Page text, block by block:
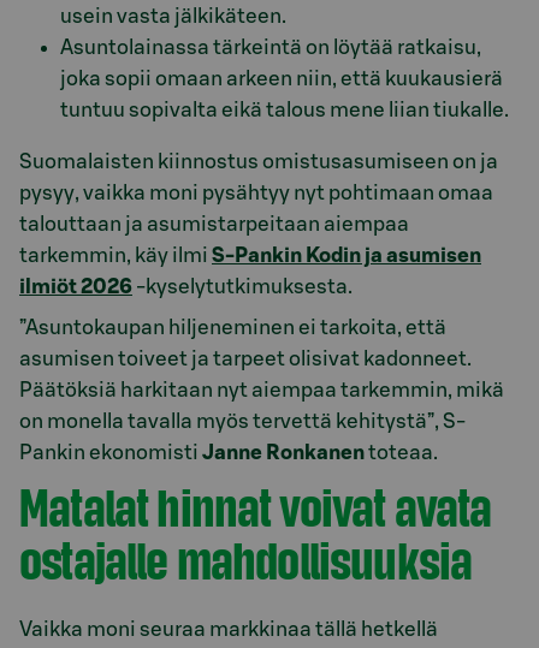
usein vasta jälkikäteen.
Asuntolainassa tärkeintä on löytää ratkaisu,
joka sopii omaan arkeen niin, että kuukausierä
tuntuu sopivalta eikä talous mene liian tiukalle.
Suomalaisten kiinnostus omistusasumiseen on ja
pysyy, vaikka moni pysähtyy nyt pohtimaan omaa
talouttaan ja asumistarpeitaan aiempaa
tarkemmin, käy ilmi S-Pankin Kodin ja asumisen
ilmiöt 2026 -kyselytutkimuksesta.
”Asuntokaupan hiljeneminen ei tarkoita, että
asumisen toiveet ja tarpeet olisivat kadonneet.
Päätöksiä harkitaan nyt aiempaa tarkemmin, mikä
on monella tavalla myös tervettä kehitystä”, S-
Pankin ekonomisti Janne Ronkanentoteaa.
Matalat hinnat voivat avata
ostajalle mahdollisuuksia
Vaikka moni seuraa markkinaa tällä hetkellä